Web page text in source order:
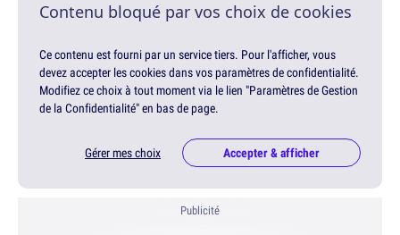
Contenu bloqué par vos choix de cookies
Ce contenu est fourni par un service tiers. Pour l'afficher, vous
devez accepter les cookies dans vos paramètres de confidentialité.
Modifiez ce choix à tout moment via le lien "Paramètres de Gestion
de la Confidentialité" en bas de page.
Gérer mes choix Accepter & afficher
Publicité